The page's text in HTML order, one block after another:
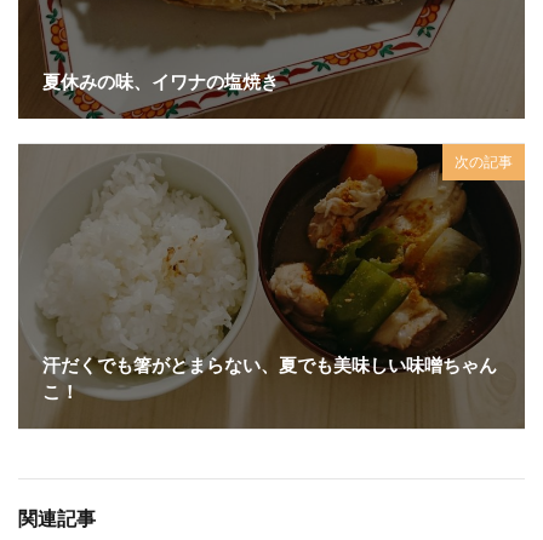
夏休みの味、イワナの塩焼き
次の記事
汗だくでも箸がとまらない、夏でも美味しい味噌ちゃん
こ！
関連記事